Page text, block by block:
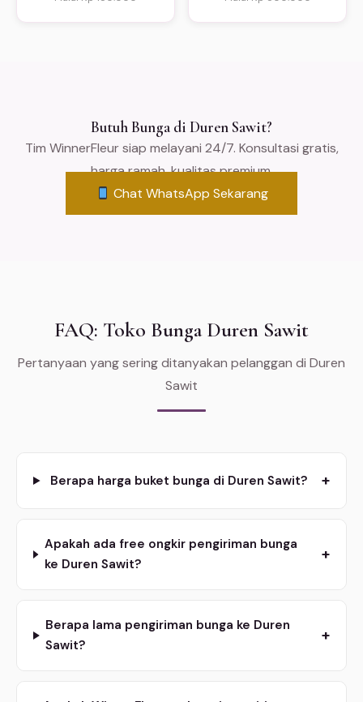
Butuh Bunga di Duren Sawit?
Tim WinnerFleur siap melayani 24/7. Konsultasi gratis,
harga ramah, kualitas premium.
Chat WhatsApp Sekarang
FAQ: Toko Bunga Duren Sawit
Pertanyaan yang sering ditanyakan pelanggan di Duren
Sawit
Berapa harga buket bunga di Duren Sawit? +
Apakah ada free ongkir pengiriman bunga
ke Duren Sawit?
+
Berapa lama pengiriman bunga ke Duren
Sawit?
+